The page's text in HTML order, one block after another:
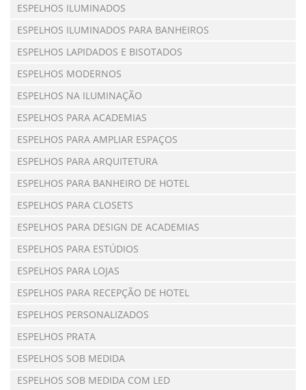
ESPELHOS ILUMINADOS
ESPELHOS ILUMINADOS PARA BANHEIROS
ESPELHOS LAPIDADOS E BISOTADOS
ESPELHOS MODERNOS
ESPELHOS NA ILUMINAÇÃO
ESPELHOS PARA ACADEMIAS
ESPELHOS PARA AMPLIAR ESPAÇOS
ESPELHOS PARA ARQUITETURA
ESPELHOS PARA BANHEIRO DE HOTEL
ESPELHOS PARA CLOSETS
ESPELHOS PARA DESIGN DE ACADEMIAS
ESPELHOS PARA ESTÚDIOS
ESPELHOS PARA LOJAS
ESPELHOS PARA RECEPÇÃO DE HOTEL
ESPELHOS PERSONALIZADOS
ESPELHOS PRATA
ESPELHOS SOB MEDIDA
ESPELHOS SOB MEDIDA COM LED